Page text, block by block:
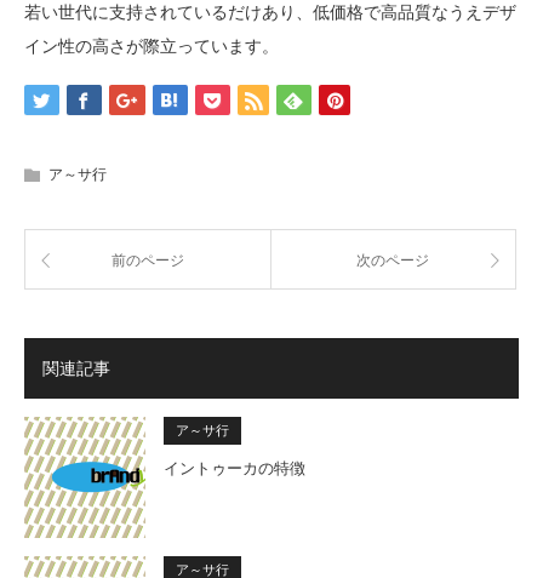
若い世代に支持されているだけあり、低価格で高品質なうえデザ
イン性の高さが際立っています。
ア～サ行
前のページ 次のページ
関連記事
ア～サ行
イントゥーカの特徴
ア～サ行